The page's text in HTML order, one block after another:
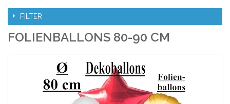
FILTER
FOLIENBALLONS 80-90 CM